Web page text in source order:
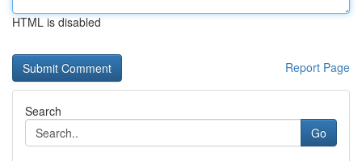
HTML is disabled
Report Page
Search
Go